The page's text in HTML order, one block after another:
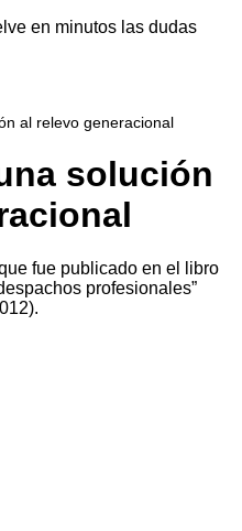
en minutos las dudas
al relevo generacional
solución
fue publicado en el libro
profesionales”